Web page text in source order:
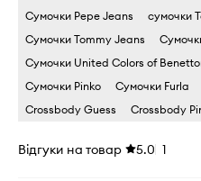
Сумочки Pepe Jeans
сумочки
Сумочки Tommy Jeans
Сумочки United Colors of
Сумочки Pinko
Сумочки Furla
Crossbody Guess
Crossbody
Відгуки на товар 5.0 1